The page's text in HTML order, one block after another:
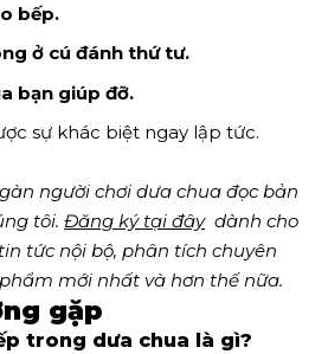
bếp.
ở cú đánh thứ tư.
bạn giúp đỡ.
sự khác biệt ngay lập tức.
người chơi dưa chua đọc bản
tôi. Đăng ký tại đây
  dành cho
tức nội bộ, phân tích chuyên
mới nhất và hơn thế nữa.
gặp
trong dưa chua là gì?